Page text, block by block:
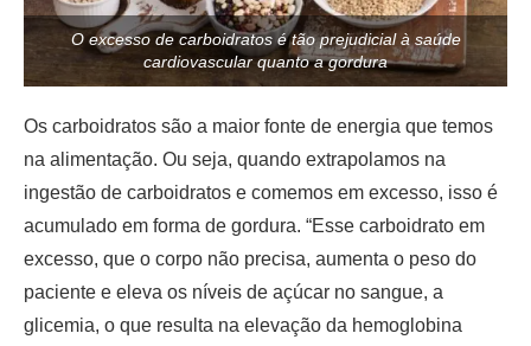
O excesso de carboidratos é tão prejudicial à saúde
cardiovascular quanto a gordura
Os carboidratos são a maior fonte de energia que temos
na alimentação. Ou seja, quando extrapolamos na
ingestão de carboidratos e comemos em excesso, isso é
acumulado em forma de gordura. “Esse carboidrato em
excesso, que o corpo não precisa, aumenta o peso do
paciente e eleva os níveis de açúcar no sangue, a
glicemia, o que resulta na elevação da hemoglobina